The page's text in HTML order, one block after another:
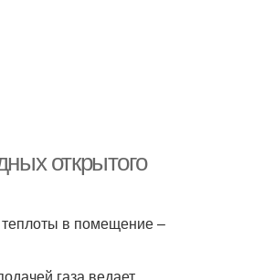
открытого
теплоты в помещение –